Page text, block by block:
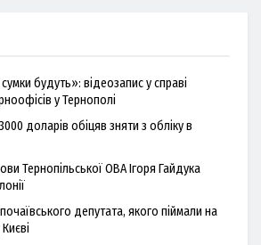
будуть»: відеозапис у справі
у Тернополі
доларів обіцяв зняти з обліку в
Тернопільської ОВА Ігоря Гайдука
депутата, якого піймали на